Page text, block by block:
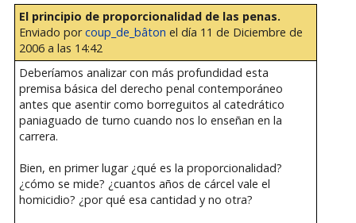
El principio de proporcionalidad de las penas.
Enviado porcoup_de_bâton el día 11 de Diciembre de
2006 a las 14:42
Deberíamos analizar con más profundidad esta
premisa básica del derecho penal contemporáneo
antes que asentir como borreguitos al catedrático
paniaguado de turno cuando nos lo enseñan en la
carrera.
Bien, en primer lugar ¿qué es la proporcionalidad?
¿cómo se mide? ¿cuantos años de cárcel vale el
homicidio? ¿por qué esa cantidad y no otra?